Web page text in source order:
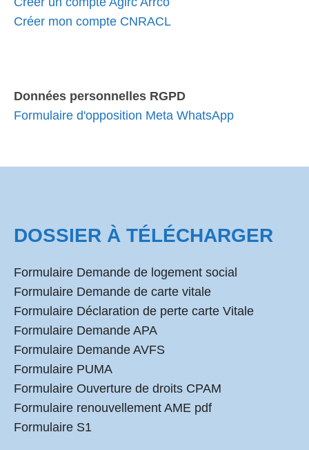
Créer mon compte CNRACL
Données personnelles RGPD
Formulaire d'opposition Meta WhatsApp
DOSSIER À TÉLÉCHARGER
Formulaire Demande de logement social
Formulaire Demande de carte vitale
Formulaire Déclaration de perte carte Vitale
Formulaire Demande APA
Formulaire Demande AVFS
Formulaire PUMA
Formulaire Ouverture de droits CPAM
Formulaire renouvellement AME pdf
Formulaire S1